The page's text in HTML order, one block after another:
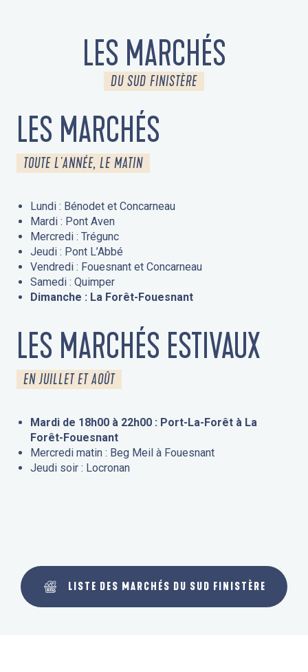
LES MARCHÉS
DU SUD FINISTÈRE
LES MARCHÉS
TOUTE L'ANNÉE, LE MATIN
Lundi : Bénodet et Concarneau
Mardi : Pont Aven
Mercredi : Trégunc
Jeudi : Pont L’Abbé
Vendredi : Fouesnant et Concarneau
Samedi : Quimper
Dimanche : La Forêt-Fouesnant
LES MARCHÉS ESTIVAUX
EN JUILLET ET AOÛT
Mardi de 18h00 à 22h00 : Port-La-Forêt à La
Forêt-Fouesnant
Mercredi matin : Beg Meil à Fouesnant
Jeudi soir : Locronan
LISTE DES MARCHÉS DU SUD FINISTÈRE